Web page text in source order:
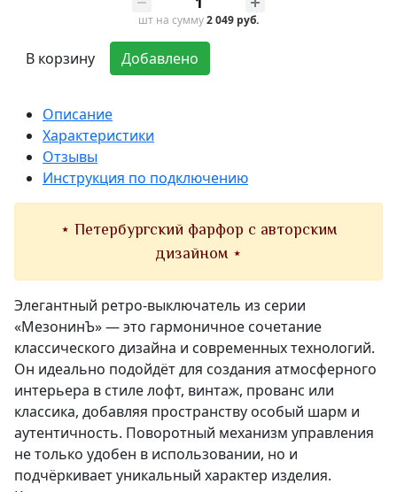
шт на сумму2 049 руб.
В корзину Добавлено
Описание
Характеристики
Отзывы
Инструкция по подключению
⋆ Петербургский фарфор с авторским
дизайном ⋆
Элегантный ретро-выключатель из серии
«МезонинЪ» — это гармоничное сочетание
классического дизайна и современных технологий.
Он идеально подойдёт для создания атмосферного
интерьера в стиле лофт, винтаж, прованс или
классика, добавляя пространству особый шарм и
аутентичность. Поворотный механизм управления
не только удобен в использовании, но и
подчёркивает уникальный характер изделия.